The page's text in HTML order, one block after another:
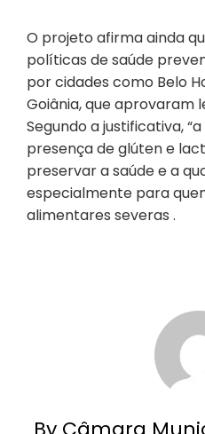
O projeto afirma ainda
políticas de saúde
por cidades como Belo
Goiânia, que aprovaram
Segundo a justificativa,
presença de glúten e
preservar a saúde e a
especialmente para
alimentares severas .